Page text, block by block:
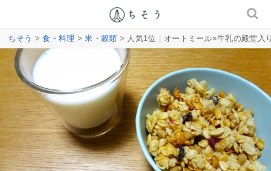
ちそう >食・料理 >米・穀類 > 人気1位｜オートミール×牛乳の殿堂入